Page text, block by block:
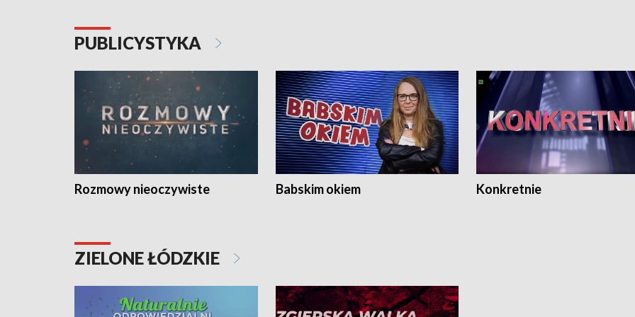
PUBLICYSTYKA
Rozmowy nieoczywiste Babskim okiem Konkretnie
ZIELONE ŁÓDZKIE